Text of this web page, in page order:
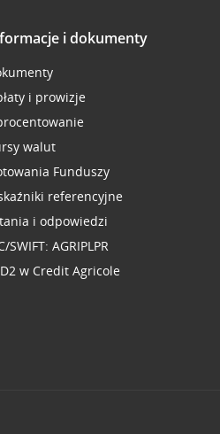
i dokumenty
i prowizje
walut
Funduszy
referencyjne
i odpowiedzi
SWIFT: AGRIPLPR
w Credit Agricole